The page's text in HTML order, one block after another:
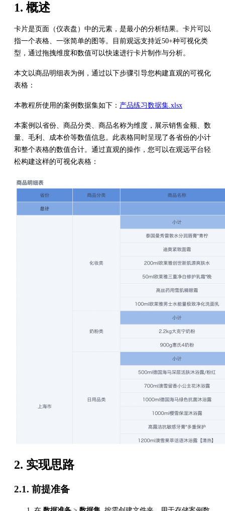
1. 概述
卡片是页面（仪表盘）中的元素，是最小的分析结果。卡片可以
指一个表格、一张简单的图等。目前观远支持近50+种可视化类
型，通过拖拽维度和数值可以快速进行卡片制作与分析。
本文以商品明细表为例，通过以下步骤引导您构建直观的可视化
表格：
本教程所使用的案例数据集如下： 产品练习数据集.xlsx
本案例以省份、商品分类、商品名称为维度，展示销售金额、数
量、毛利、成本价等数值信息。此表格同时呈现了各省份的小计
和整个表格的数值合计。通过直观的操作，您可以在观远平台轻
松构建这样的可视化表格：
2. 实现思路
2.1. 前提准备